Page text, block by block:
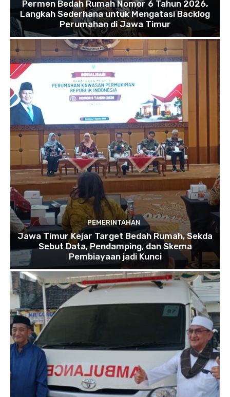
Permen Bedah Rumah Nomor 6 Tahun 2026,
Langkah Sederhana untuk Mengatasi Backlog
Perumahan di Jawa Timur
PEMERINTAHAN
Jawa Timur Kejar Target Bedah Rumah, Sekda
Sebut Data, Pendamping, dan Skema
Pembiayaan jadi Kunci